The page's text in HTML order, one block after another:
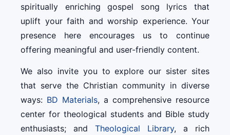
spiritually enriching gospel song lyrics that
uplift your faith and worship experience. Your
presence here encourages us to continue
offering meaningful and user-friendly content.
We also invite you to explore our sister sites
that serve the Christian community in diverse
ways: BD Materials, a comprehensive resource
center for theological students and Bible study
enthusiasts; and Theological Library, a rich